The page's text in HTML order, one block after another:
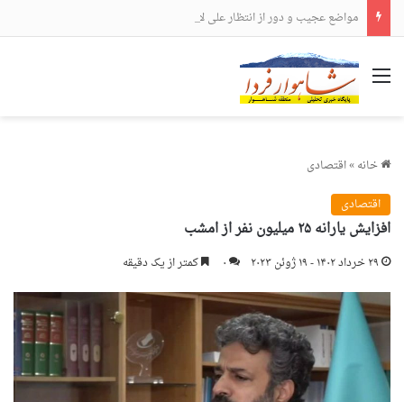
مواضع عجیب و دور از انتظار علی لاریجانی
منو
خانه»اقتصادی
اقتصادی
افزایش یارانه ۲۵ میلیون نفر از امشب
۲۹ خرداد ۱۴۰۲ - ۱۹ ژوئن ۲۰۲۳ ۰ کمتر از یک دقیقه